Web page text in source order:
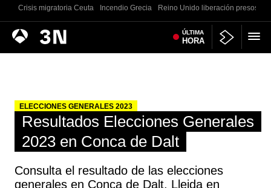
Crisis migratoria Ceuta Incendio Grecia Reino Unido liberación presos
Antena
3
Noticias ÚLTIMA
HORA
ELECCIONES GENERALES 2023
Resultados Elecciones Generales
2023 en Conca de Dalt
Consulta el resultado de las elecciones
generales en Conca de Dalt, Lleida en